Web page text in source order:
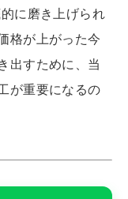
に磨き上げられ
格が上がった今
出すために、当
が重要になるの